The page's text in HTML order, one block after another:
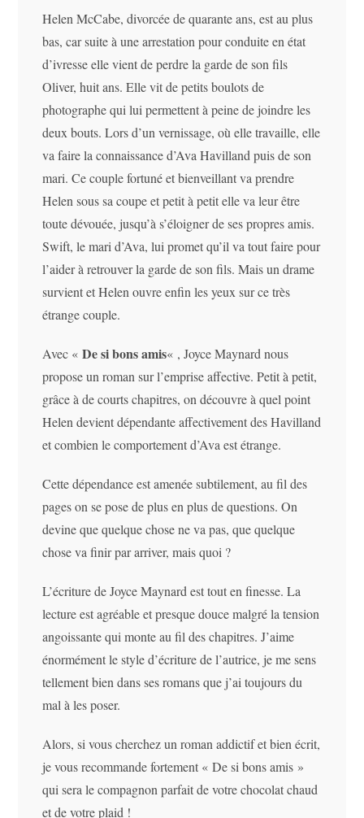
Helen McCabe, divorcée de quarante ans, est au plus
bas, car suite à une arrestation pour conduite en état
d’ivresse elle vient de perdre la garde de son fils
Oliver, huit ans. Elle vit de petits boulots de
photographe qui lui permettent à peine de joindre les
deux bouts. Lors d’un vernissage, où elle travaille, elle
va faire la connaissance d’Ava Havilland puis de son
mari. Ce couple fortuné et bienveillant va prendre
Helen sous sa coupe et petit à petit elle va leur être
toute dévouée, jusqu’à s’éloigner de ses propres amis.
Swift, le mari d’Ava, lui promet qu’il va tout faire pour
l’aider à retrouver la garde de son fils. Mais un drame
survient et Helen ouvre enfin les yeux sur ce très
étrange couple.
Avec «De si bons amis« , Joyce Maynard nous
propose un roman sur l’emprise affective. Petit à petit,
grâce à de courts chapitres, on découvre à quel point
Helen devient dépendante affectivement des Havilland
et combien le comportement d’Ava est étrange.
Cette dépendance est amenée subtilement, au fil des
pages on se pose de plus en plus de questions. On
devine que quelque chose ne va pas, que quelque
chose va finir par arriver, mais quoi ?
L’écriture de Joyce Maynard est tout en finesse. La
lecture est agréable et presque douce malgré la tension
angoissante qui monte au fil des chapitres. J’aime
énormément le style d’écriture de l’autrice, je me sens
tellement bien dans ses romans que j’ai toujours du
mal à les poser.
Alors, si vous cherchez un roman addictif et bien écrit,
je vous recommande fortement « De si bons amis »
qui sera le compagnon parfait de votre chocolat chaud
et de votre plaid !